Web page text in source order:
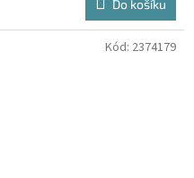
Do košíku
Kód: 2374179